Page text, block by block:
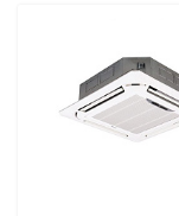
ЧИЛЛЕРЫ
ВИННЫЕ